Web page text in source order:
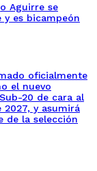
Aguirre se
es bicampeón
oficialmente
el nuevo
20 de cara al
y asumirá
de la selección